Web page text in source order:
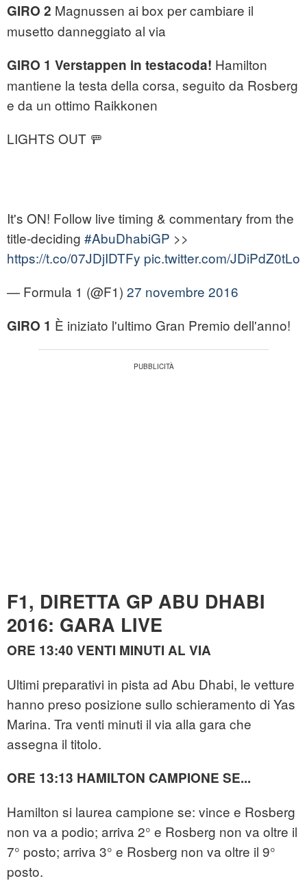
GIRO 2 Magnussen ai box per cambiare il
musetto danneggiato al via
GIRO 1 Verstappen in testacoda! Hamilton
mantiene la testa della corsa, seguito da Rosberg
e da un ottimo Raikkonen
LIGHTS OUT 🚥
It's ON! Follow live timing & commentary from the
title-deciding #AbuDhabiGP >>
https://t.co/07JDjIDTFy pic.twitter.com/JDiPdZ0tLo
— Formula 1 (@F1) 27 novembre 2016
GIRO 1 È iniziato l'ultimo Gran Premio dell'anno!
F1, DIRETTA GP ABU DHABI
2016: GARA LIVE
ORE 13:40 VENTI MINUTI AL VIA
Ultimi preparativi in pista ad Abu Dhabi, le vetture
hanno preso posizione sullo schieramento di Yas
Marina. Tra venti minuti il via alla gara che
assegna il titolo.
ORE 13:13 HAMILTON CAMPIONE SE...
Hamilton si laurea campione se: vince e Rosberg
non va a podio; arriva 2° e Rosberg non va oltre il
7° posto; arriva 3° e Rosberg non va oltre il 9°
posto.